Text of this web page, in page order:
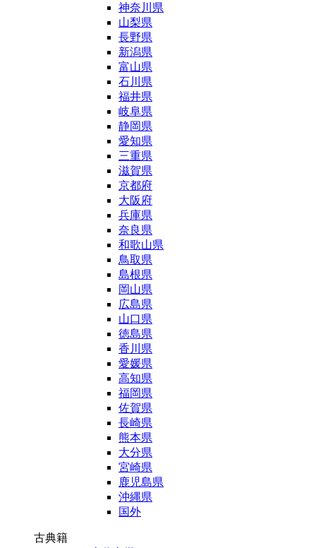
神奈川県
山梨県
長野県
新潟県
富山県
石川県
福井県
岐阜県
静岡県
愛知県
三重県
滋賀県
京都府
大阪府
兵庫県
奈良県
和歌山県
鳥取県
島根県
岡山県
広島県
山口県
徳島県
香川県
愛媛県
高知県
福岡県
佐賀県
長崎県
熊本県
大分県
宮崎県
鹿児島県
沖縄県
国外
古典籍